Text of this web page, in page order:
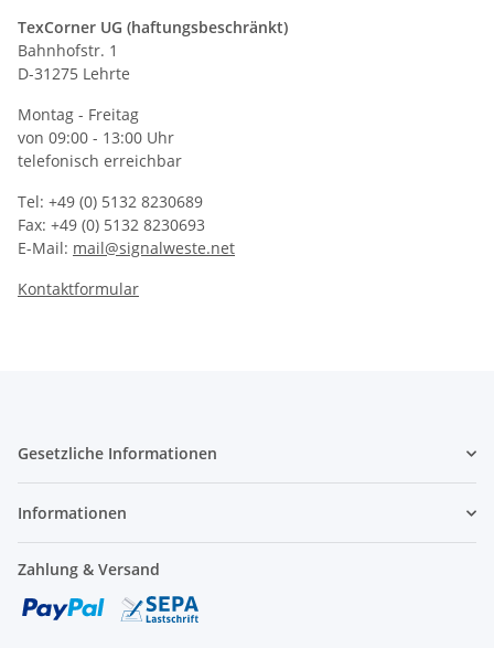
TexCorner UG (haftungsbeschränkt)
Bahnhofstr. 1
D-31275 Lehrte
Montag - Freitag
von 09:00 - 13:00 Uhr
telefonisch erreichbar
Tel: +49 (0) 5132 8230689
Fax: +49 (0) 5132 8230693
E-Mail: mail@signalweste.net
Kontaktformular
Gesetzliche Informationen
Informationen
Zahlung & Versand